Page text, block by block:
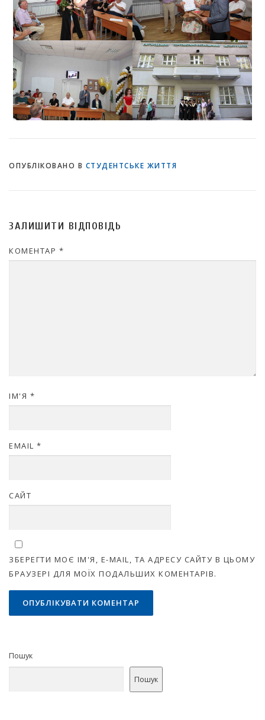
ОПУБЛІКОВАНО В СТУДЕНТСЬКЕ ЖИТТЯ
ЗАЛИШИТИ ВІДПОВІДЬ
КОМЕНТАР *
ІМ'Я *
EMAIL *
САЙТ
ЗБЕРЕГТИ МОЄ ІМ'Я, E-MAIL, ТА АДРЕСУ САЙТУ В ЦЬОМУ
БРАУЗЕРІ ДЛЯ МОЇХ ПОДАЛЬШИХ КОМЕНТАРІВ.
Пошук
Пошук